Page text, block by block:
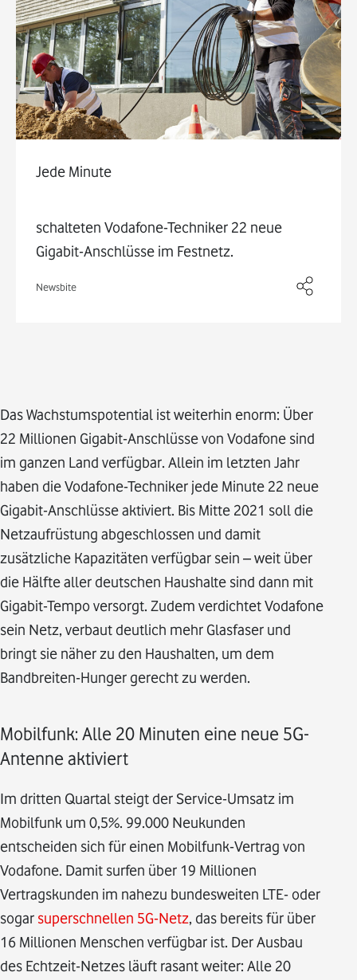
Jede Minute
schalteten Vodafone-Techniker 22 neue
Gigabit-Anschlüsse im Festnetz.
Newsbite
Das Wachstumspotential ist weiterhin enorm: Über
22 Millionen Gigabit-Anschlüsse von Vodafone sind
im ganzen Land verfügbar. Allein im letzten Jahr
haben die Vodafone-Techniker jede Minute 22 neue
Gigabit-Anschlüsse aktiviert. Bis Mitte 2021 soll die
Netzaufrüstung abgeschlossen und damit
zusätzliche Kapazitäten verfügbar sein – weit über
die Hälfte aller deutschen Haushalte sind dann mit
Gigabit-Tempo versorgt. Zudem verdichtet Vodafone
sein Netz, verbaut deutlich mehr Glasfaser und
bringt sie näher zu den Haushalten, um dem
Bandbreiten-Hunger gerecht zu werden.
Mobilfunk: Alle 20 Minuten eine neue 5G-
Antenne aktiviert
Im dritten Quartal steigt der Service-Umsatz im
Mobilfunk um 0,5%. 99.000 Neukunden
entscheiden sich für einen Mobilfunk-Vertrag von
Vodafone. Damit surfen über 19 Millionen
Vertragskunden im nahezu bundesweiten LTE- oder
sogar superschnellen 5G-Netz, das bereits für über
16 Millionen Menschen verfügbar ist. Der Ausbau
des Echtzeit-Netzes läuft rasant weiter: Alle 20